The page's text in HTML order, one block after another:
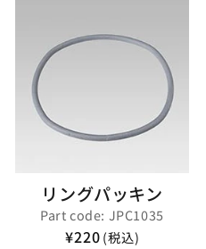
リングパッキン
Part code: JPC1035
¥220(税込)